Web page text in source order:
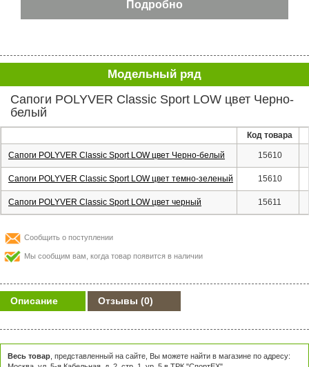
Модельный ряд
Сапоги POLYVER Classic Sport LOW цвет Черно-
белый
Код товара
Сапоги POLYVER Classic Sport LOW цвет Черно-белый 15610
Сапоги POLYVER Classic Sport LOW цвет темно-зеленый 15610
Сапоги POLYVER Classic Sport LOW цвет черный 15611
Сообщить о поступлении
Мы сообщим вам, когда товар появится в наличии
Описание Отзывы (0)
Весь товар , представленный на сайте, Вы можете найти в магазине по адресу: